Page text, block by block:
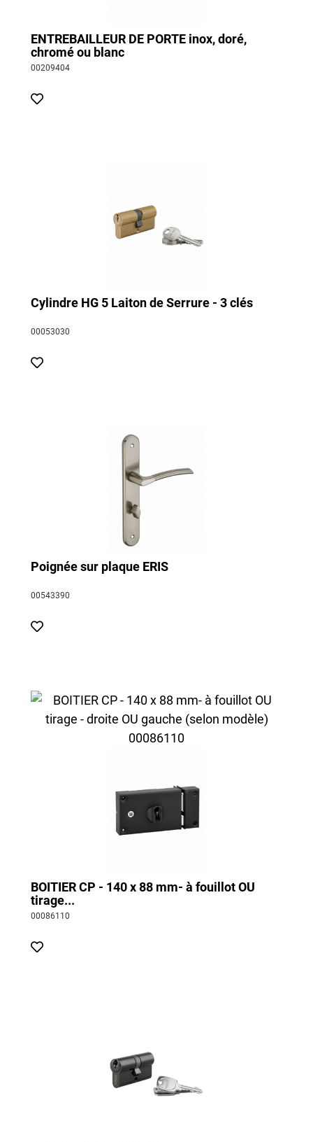
ENTREBAILLEUR DE PORTE inox, doré,
chromé ou blanc
00209404
Cylindre HG 5 Laiton de Serrure - 3 clés
00053030
Poignée sur plaque ERIS
00543390
BOITIER CP - 140 x 88 mm- à fouillot OU
tirage...
00086110